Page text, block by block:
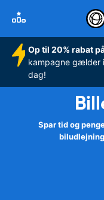
Op til 20% rabat
kampagne gælder
dag!
Spar tid og